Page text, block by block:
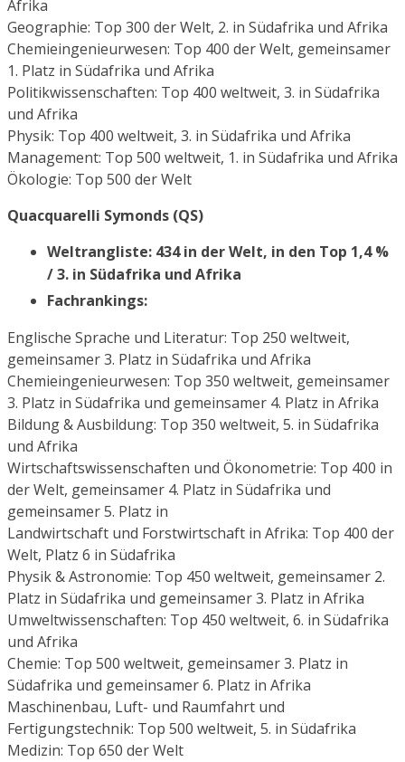
Afrika
Geographie: Top 300 der Welt, 2. in Südafrika und Afrika
Chemieingenieurwesen: Top 400 der Welt, gemeinsamer
1. Platz in Südafrika und Afrika
Politikwissenschaften: Top 400 weltweit, 3. in Südafrika
und Afrika
Physik: Top 400 weltweit, 3. in Südafrika und Afrika
Management: Top 500 weltweit, 1. in Südafrika und Afrika
Ökologie: Top 500 der Welt
Quacquarelli Symonds (QS)
Weltrangliste: 434 in der Welt, in den Top 1,4 %
/ 3. in Südafrika und Afrika
Fachrankings:
Englische Sprache und Literatur: Top 250 weltweit,
gemeinsamer 3. Platz in Südafrika und Afrika
Chemieingenieurwesen: Top 350 weltweit, gemeinsamer
3. Platz in Südafrika und gemeinsamer 4. Platz in Afrika
Bildung & Ausbildung: Top 350 weltweit, 5. in Südafrika
und Afrika
Wirtschaftswissenschaften und Ökonometrie: Top 400 in
der Welt, gemeinsamer 4. Platz in Südafrika und
gemeinsamer 5. Platz in
Landwirtschaft und Forstwirtschaft in Afrika: Top 400 der
Welt, Platz 6 in Südafrika
Physik & Astronomie: Top 450 weltweit, gemeinsamer 2.
Platz in Südafrika und gemeinsamer 3. Platz in Afrika
Umweltwissenschaften: Top 450 weltweit, 6. in Südafrika
und Afrika
Chemie: Top 500 weltweit, gemeinsamer 3. Platz in
Südafrika und gemeinsamer 6. Platz in Afrika
Maschinenbau, Luft- und Raumfahrt und
Fertigungstechnik: Top 500 weltweit, 5. in Südafrika
Medizin: Top 650 der Welt